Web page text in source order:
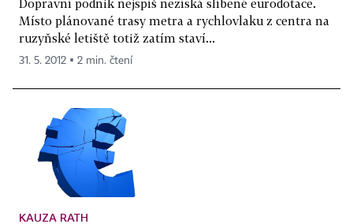
Dopravní podnik nejspíš nezíská slíbené eurodotace.
Místo plánované trasy metra a rychlovlaku z centra na
ruzyňské letiště totiž zatím staví...
31. 5. 2012 ▪ 2 min. čtení
KAUZA RATH